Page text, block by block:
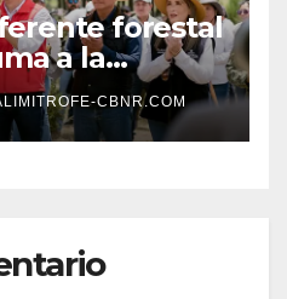
forestal
a la
de
de la
con la
CBNR.COM